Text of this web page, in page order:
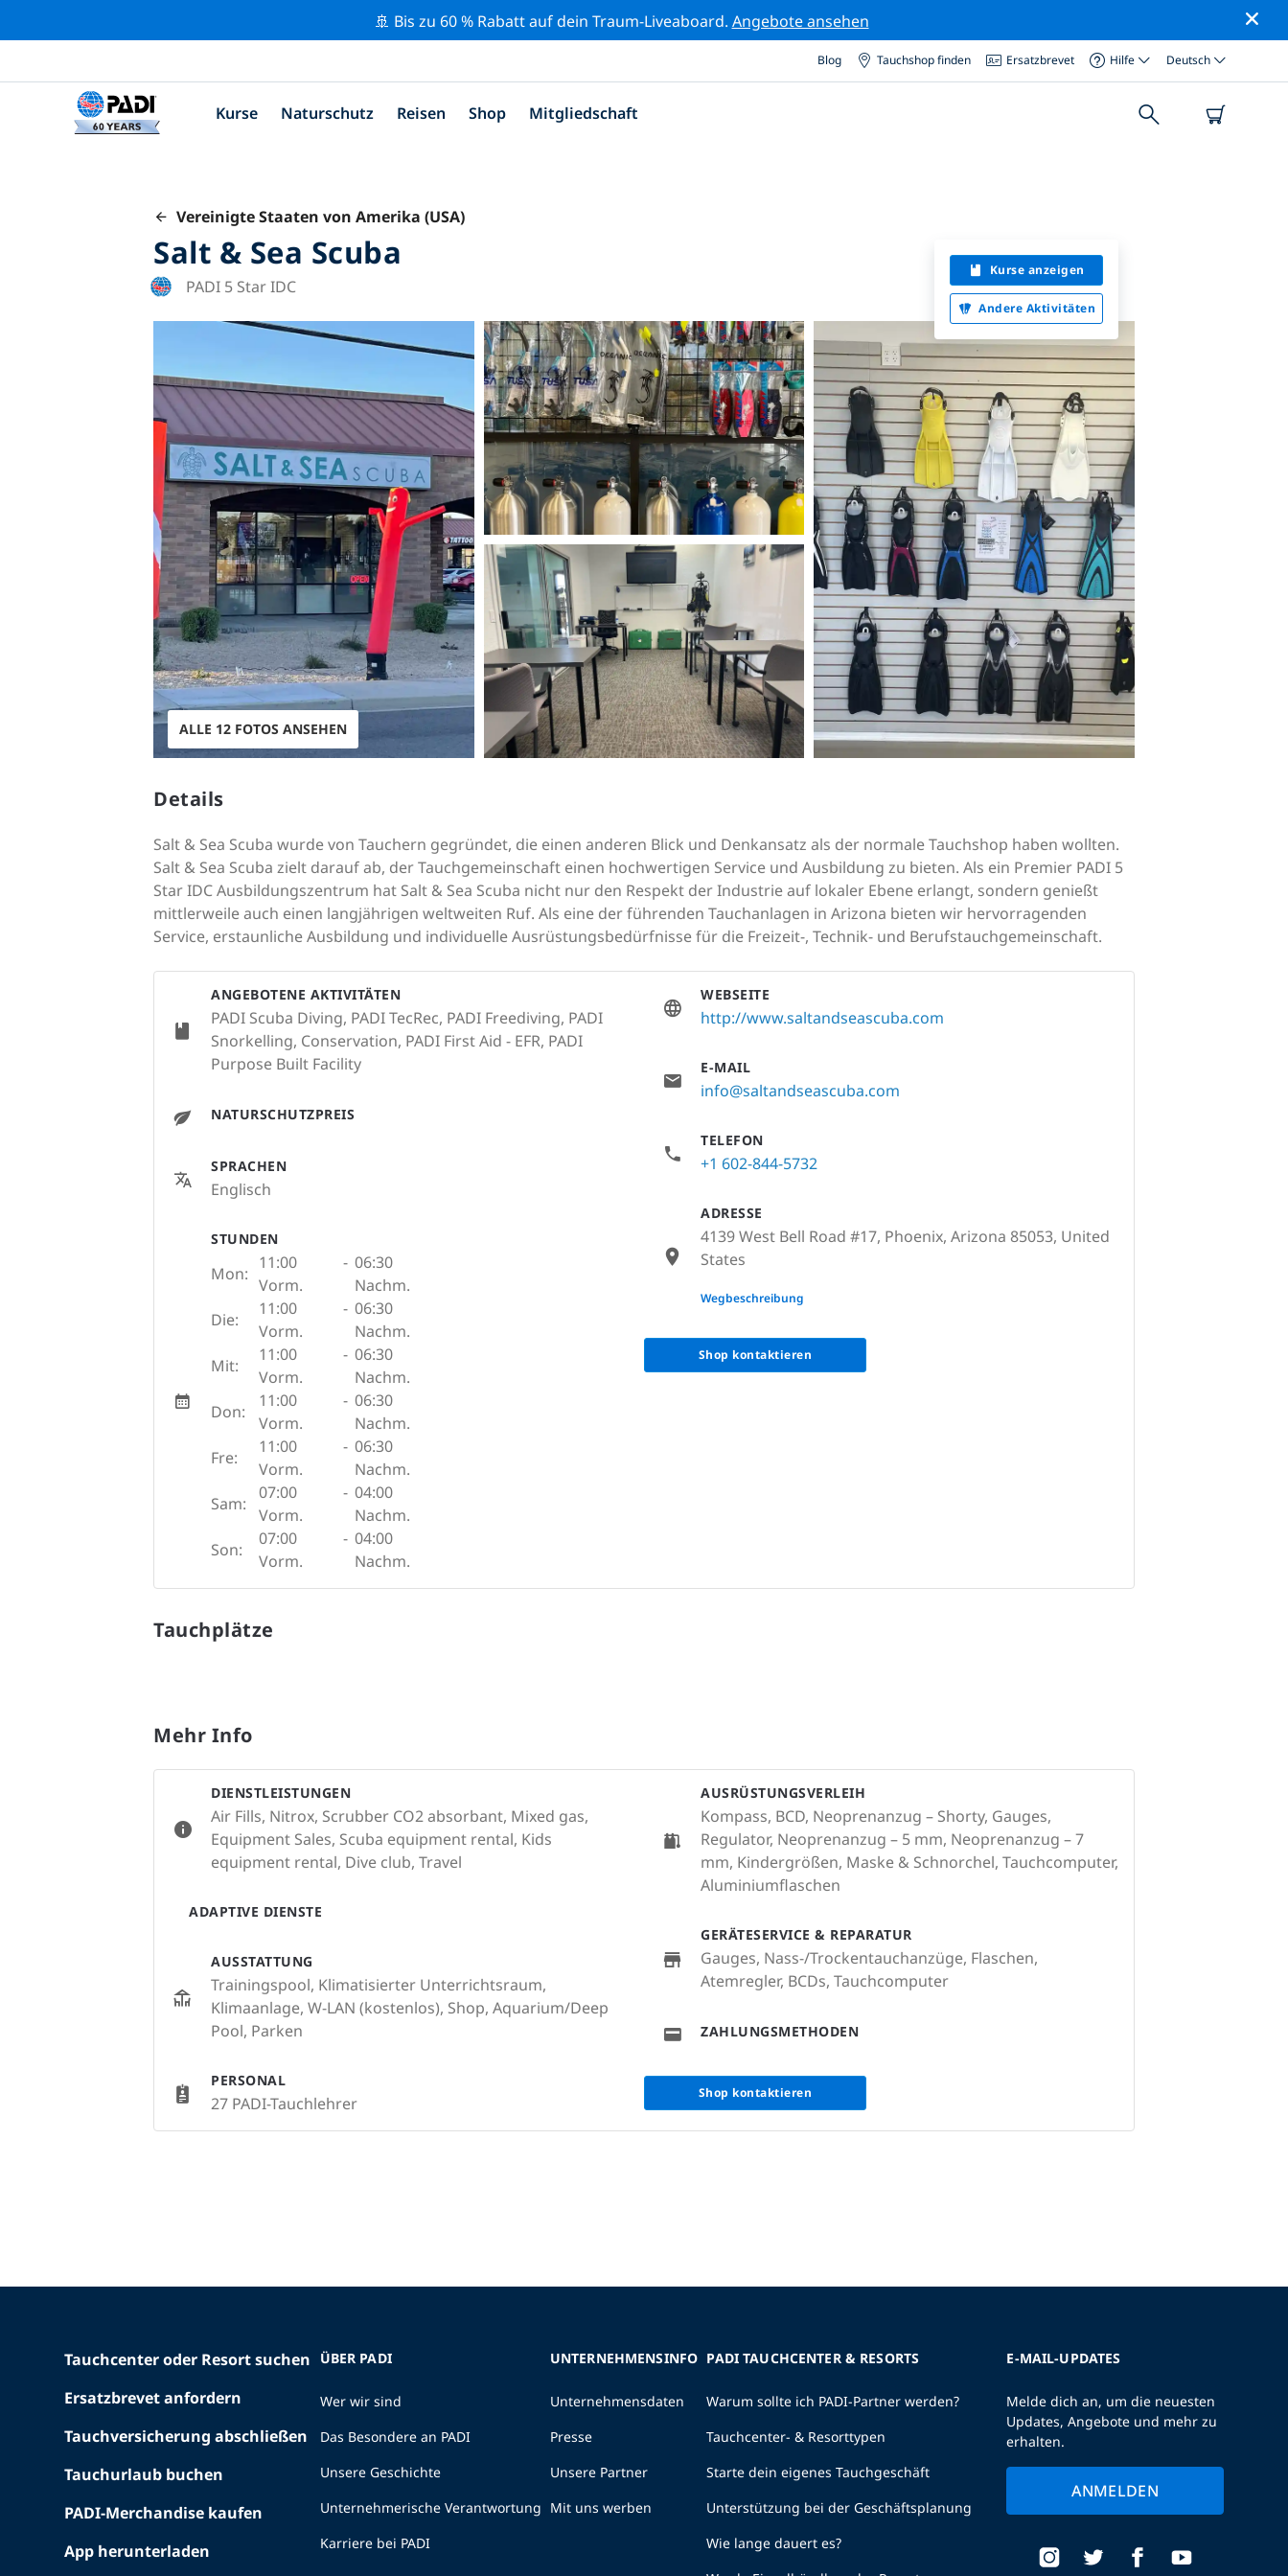
🚢 Bis zu 60 % Rabatt auf dein Traum-Liveaboard. Angebote ansehen
Blog Tauchshop finden Ersatzbrevet Hilfe Deutsch
Kurse Naturschutz Reisen Shop Mitgliedschaft
Vereinigte Staaten von Amerika (USA)
Salt & Sea Scuba
PADI 5 Star IDC
Kurse anzeigen
Andere Aktivitäten
ALLE 12 FOTOS ANSEHEN
Details
Salt & Sea Scuba wurde von Tauchern gegründet, die einen anderen Blick und Denkansatz als der normale Tauchshop haben wollten.
Salt & Sea Scuba zielt darauf ab, der Tauchgemeinschaft einen hochwertigen Service und Ausbildung zu bieten. Als ein Premier PADI 5
Star IDC Ausbildungszentrum hat Salt & Sea Scuba nicht nur den Respekt der Industrie auf lokaler Ebene erlangt, sondern genießt
mittlerweile auch einen langjährigen weltweiten Ruf. Als eine der führenden Tauchanlagen in Arizona bieten wir hervorragenden
Service, erstaunliche Ausbildung und individuelle Ausrüstungsbedürfnisse für die Freizeit-, Technik- und Berufstauchgemeinschaft.
ANGEBOTENE AKTIVITÄTEN
PADI Scuba Diving, PADI TecRec, PADI Freediving, PADI
Snorkelling, Conservation, PADI First Aid - EFR, PADI
Purpose Built Facility
NATURSCHUTZPREIS
SPRACHEN
Englisch
STUNDEN
Mon:
11:00
Vorm.
- 06:30
Nachm.
Die:
11:00
Vorm.
- 06:30
Nachm.
Mit:
11:00
Vorm.
- 06:30
Nachm.
Don:
11:00
Vorm.
- 06:30
Nachm.
Fre:
11:00
Vorm.
- 06:30
Nachm.
Sam:
07:00
Vorm.
- 04:00
Nachm.
Son:
07:00
Vorm.
- 04:00
Nachm.
WEBSEITE
http://www.saltandseascuba.com
E-MAIL
info@saltandseascuba.com
TELEFON
+1 602-844-5732
ADRESSE
4139 West Bell Road #17, Phoenix, Arizona 85053, United
States
None
Wegbeschreibung
Shop kontaktieren
Tauchplätze
Mehr Info
DIENSTLEISTUNGEN
Air Fills, Nitrox, Scrubber CO2 absorbant, Mixed gas,
Equipment Sales, Scuba equipment rental, Kids
equipment rental, Dive club, Travel
ADAPTIVE DIENSTE
AUSSTATTUNG
Trainingspool, Klimatisierter Unterrichtsraum,
Klimaanlage, W-LAN (kostenlos), Shop, Aquarium/Deep
Pool, Parken
PERSONAL
27 PADI-Tauchlehrer
AUSRÜSTUNGSVERLEIH
Kompass, BCD, Neoprenanzug – Shorty, Gauges,
Regulator, Neoprenanzug – 5 mm, Neoprenanzug – 7
mm, Kindergrößen, Maske & Schnorchel, Tauchcomputer,
Aluminiumflaschen
GERÄTESERVICE & REPARATUR
Gauges, Nass-/Trockentauchanzüge, Flaschen,
Atemregler, BCDs, Tauchcomputer
ZAHLUNGSMETHODEN
Shop kontaktieren
Tauchcenter oder Resort suchen
Ersatzbrevet anfordern
Tauchversicherung abschließen
Tauchurlaub buchen
PADI-Merchandise kaufen
App herunterladen
ÜBER PADI
Wer wir sind
Das Besondere an PADI
Unsere Geschichte
Unternehmerische Verantwortung
Karriere bei PADI
UNTERNEHMENSINFO
Unternehmensdaten
Presse
Unsere Partner
Mit uns werben
PADI TAUCHCENTER & RESORTS
Warum sollte ich PADI-Partner werden?
Tauchcenter- & Resorttypen
Starte dein eigenes Tauchgeschäft
Unterstützung bei der Geschäftsplanung
Wie lange dauert es?
E-MAIL-UPDATES
Melde dich an, um die neuesten
Updates, Angebote und mehr zu
erhalten.
ANMELDEN